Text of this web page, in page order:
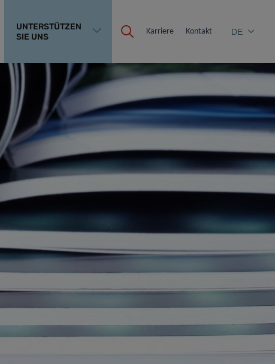
UNTERSTÜTZEN
SIE UNS
Karriere Kontakt DE